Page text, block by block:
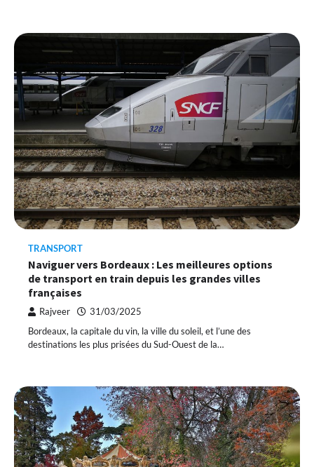
TRANSPORT
Naviguer vers Bordeaux : Les meilleures options
de transport en train depuis les grandes villes
françaises
Rajveer 31/03/2025
Bordeaux, la capitale du vin, la ville du soleil, et l’une des
destinations les plus prisées du Sud-Ouest de la…